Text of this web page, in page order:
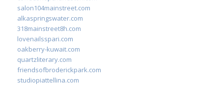
salon104mainstreet.com
alkaspringswater.com
318mainstreet8h.com
lovenailsspari.com
oakberry-kuwait.com
quartzliterary.com
friendsofbroderickpark.com
studiopiattellina.com